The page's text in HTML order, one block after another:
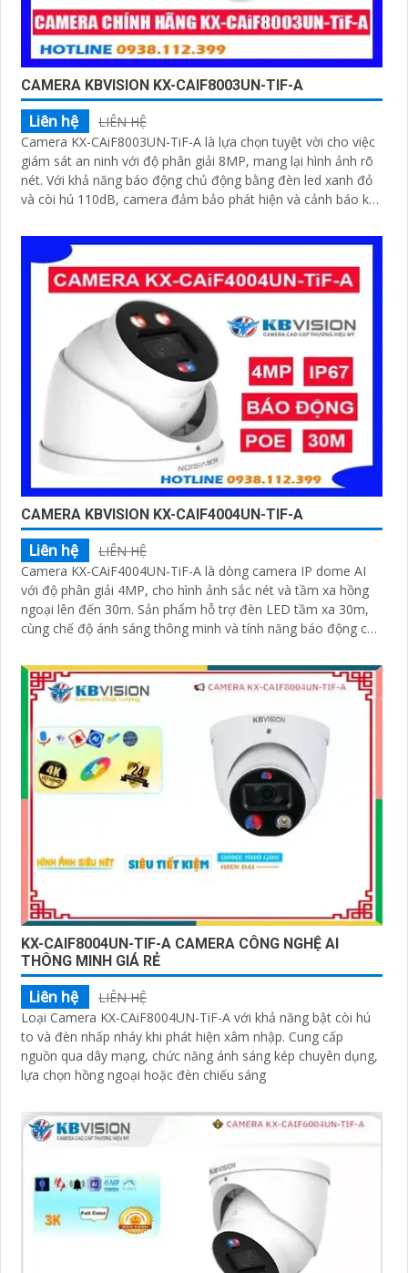
CAMERA KBVISION KX-CAIF8003UN-TIF-A
Liên hệ
LIÊN HỆ
Camera KX-CAiF8003UN-TiF-A là lựa chọn tuyệt vời cho việc
giám sát an ninh với độ phân giải 8MP, mang lại hình ảnh rõ
nét. Với khả năng báo động chủ động bằng đèn led xanh đỏ
và còi hú 110dB, camera đảm bảo phát hiện và cảnh báo khi
CAiF8003UN-TiF-A tích hợp chức năng cao cấp Thu Âm Và
Loa rõ ràng để mang lại trải nghiệm hình ảnh và âm thanh
tốt nhất
CAMERA KBVISION KX-CAIF4004UN-TIF-A
Liên hệ
LIÊN HỆ
Camera KX-CAiF4004UN-TiF-A là dòng camera IP dome AI
với độ phân giải 4MP, cho hình ảnh sắc nét và tầm xa hồng
ngoại lên đến 30m. Sản phẩm hỗ trợ đèn LED tầm xa 30m,
cùng chế độ ánh sáng thông minh và tính năng báo động chủ
KX-CAIF8004UN-TIF-A CAMERA CÔNG NGHỆ AI
THÔNG MINH GIÁ RẺ
Liên hệ
LIÊN HỆ
Loại Camera KX-CAiF8004UN-TiF-A với khả năng bật còi hú
to và đèn nhấp nháy khi phát hiện xâm nhập. Cung cấp
nguồn qua dây mạng, chức năng ánh sáng kép chuyên dụng,
lựa chọn hồng ngoại hoặc đèn chiếu sáng